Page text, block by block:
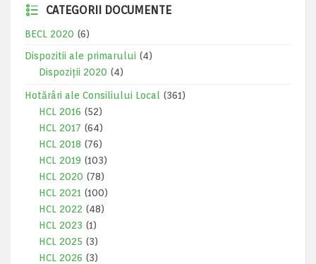
CATEGORII DOCUMENTE
BECL 2020 (6)
Dispozitii ale primarului (4)
Dispoziții 2020 (4)
Hotărâri ale Consiliului Local
(361)
HCL 2016 (52)
HCL 2017 (64)
HCL 2018 (76)
HCL 2019 (103)
HCL 2020 (78)
HCL 2021 (100)
HCL 2022 (48)
HCL 2023 (1)
HCL 2025 (3)
HCL 2026 (3)